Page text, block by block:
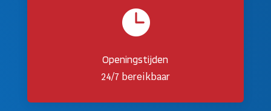

Openingstijden
24/7 bereikbaar